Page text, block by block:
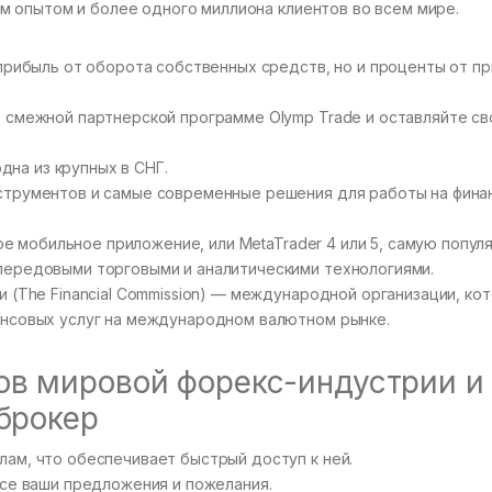
и более одного миллиона клиентов во всем мире.
от оборота собственных средств, но и проценты от
партнерской программе Olymp Trade и оставляйте
из крупных в СНГ.
и самые современные решения для работы на
мобильное приложение, или MetaTrader 4 или 5, самую
торговыми и аналитическими технологиями.
(The Financial Commission) — международной организации,
услуг на международном валютном рынке.
мировой форекс-индустрии и
что обеспечивает быстрый доступ к ней.
ваши предложения и пожелания.